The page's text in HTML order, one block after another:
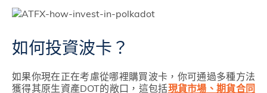
如何投資波卡？
如果你現在正在考慮從哪裡購買波卡，你可通過多種方法
獲得其原生資產DOT的敞口，這包括現貨市場、期貨合同